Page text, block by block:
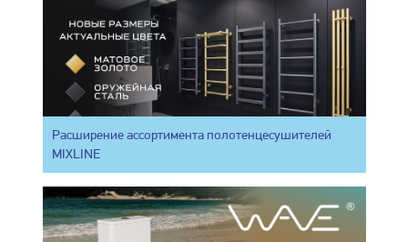
Расширение ассортимента полотенцесушителей
MIXLINE